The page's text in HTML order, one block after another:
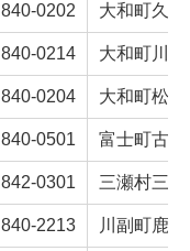
840-0202 大和町久
840-0214 大和町川
840-0204 大和町松
840-0501 富士町古
842-0301 三瀬村三
840-2213 川副町鹿